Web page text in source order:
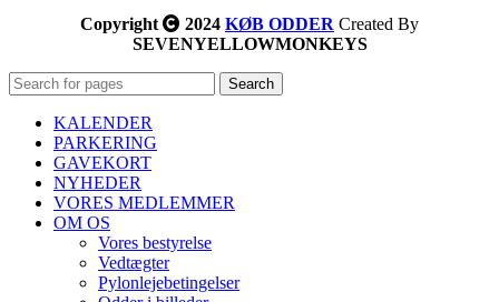
Copyright 2024 KØB ODDER Created By
SEVENYELLOWMONKEYS
Search
KALENDER
PARKERING
GAVEKORT
NYHEDER
VORES MEDLEMMER
OM OS
Vores bestyrelse
Vedtægter
Pylonlejebetingelser